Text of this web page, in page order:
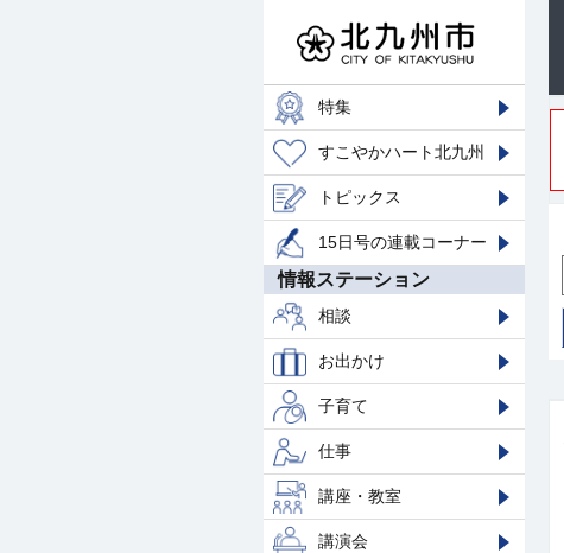
特集
すこやかハート北九州
トピックス
15日号の連載コーナー
情報ステーション
相談
お出かけ
子育て
仕事
講座・教室
講演会